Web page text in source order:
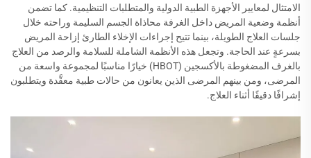
الامتثال لمعايير الأجهزة الطبية الدولية والمتطلبات التنظيمية. كما تضمن
أنظمة وضعية المريض داخل الغرفة محاذاة الجسم السليمة وراحته خلال
جلسات العلاج الطويلة، بينما تتيح إجراءات الإخلاء الطارئ إزاحة المريض
بسرعةٍ عند الحاجة. وتجعل هذه الأنظمة الشاملة للسلامة والرصد من العلاج
بالغرف المضغوطة بالأكسجين (HBOT) خيارًا مناسبًا لمجموعة واسعة من
المرضى، ومن بينهم المرضى الذين يعانون من حالات طبية معقَّدة ويتطلبون
إشرافًا دقيقًا أثناء العلاج.